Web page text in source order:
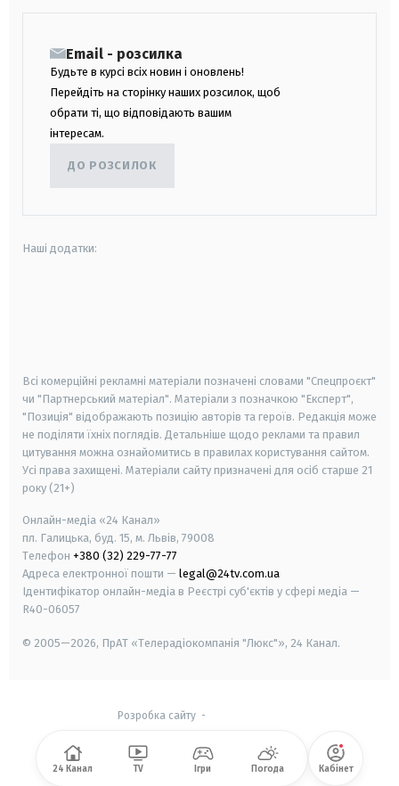
Email - розсилка
Будьте в курсі всіх новин і оновлень!
Перейдіть на сторінку наших розсилок, щоб
обрати ті, що відповідають вашим
інтересам.
ДО РОЗСИЛОК
Наші додатки:
Всі комерційні рекламні матеріали позначені словами "Спецпроєкт"
чи "Партнерський матеріал". Матеріали з позначкою "Експерт",
"Позиція" відображають позицію авторів та героїв. Редакція може
не поділяти їхніх поглядів. Детальніше щодо реклами та правил
цитування можна ознайомитись в правилах користування сайтом.
Усі права захищені. Матеріали сайту призначені для осіб старше 21
року (21+)
Онлайн-медіа «24 Канал»
пл. Галицька, буд. 15, м. Львів, 79008
Телефон +380 (32) 229-77-77
Адреса електронної пошти — legal@24tv.com.ua
Ідентифікатор онлайн-медіа в Реєстрі суб'єктів у сфері медіа —
R40-06057
© 2005—2026, ПрАТ «Телерадіокомпанія "Люкс"», 24 Канал.
Розробка сайту-
24 Канал TV Ігри Погода Кабінет